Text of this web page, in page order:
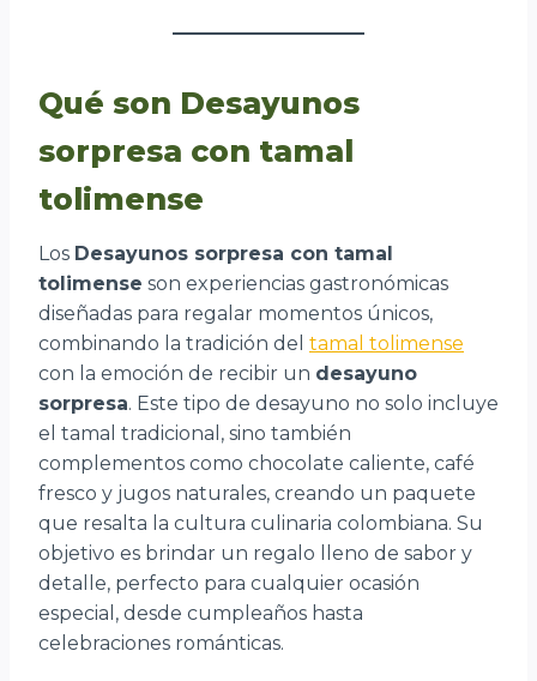
Qué son Desayunos
sorpresa con tamal
tolimense
Los Desayunos sorpresa con tamal
tolimense son experiencias gastronómicas
diseñadas para regalar momentos únicos,
combinando la tradición del tamal tolimense
con la emoción de recibir un desayuno
sorpresa. Este tipo de desayuno no solo incluye
el tamal tradicional, sino también
complementos como chocolate caliente, café
fresco y jugos naturales, creando un paquete
que resalta la cultura culinaria colombiana. Su
objetivo es brindar un regalo lleno de sabor y
detalle, perfecto para cualquier ocasión
especial, desde cumpleaños hasta
celebraciones románticas.